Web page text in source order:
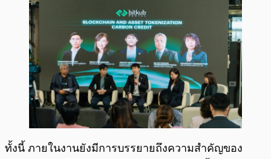
ทั้งนี้ ภายในงานยังมีการบรรยายถึงความสำคัญของ